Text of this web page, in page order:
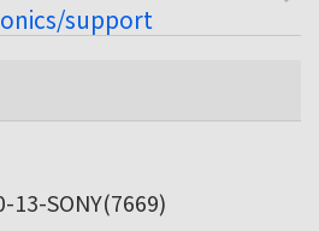
support
13-SONY(7669)